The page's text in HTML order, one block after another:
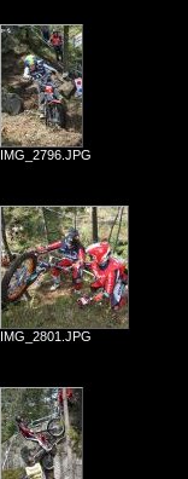
IMG_2796.JPG
IMG_2801.JPG